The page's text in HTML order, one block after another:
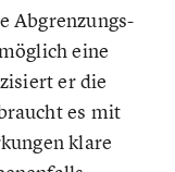
Abgrenzungs-
eine
er die
es mit
klare